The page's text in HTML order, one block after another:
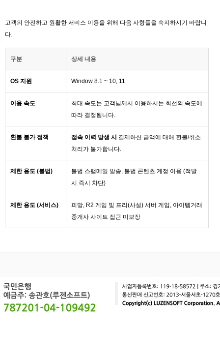
고객의 안전하고 원활한 서비스 이용을 위해 다음 사항들을 숙지하시기 바랍니
다.
구분 상세 내용
OS 지원 Window 8.1 ~ 10, 11
이용 속도
최대 속도는 고객님께서 이용하시는 회선의 속도에
따라 결정됩니다.
환불 불가 정책 접속 이력 발생 시 결제하신 금액에 대해 환불/취소
처리가 불가합니다.
제한 용도 (불법)
불법 스팸메일 발송, 불법 콘텐츠 계정 이용 (적발
시 즉시 차단)
제한 용도 (서비스)
피망, R2 게임 및 프리(사설) 서버 게임, 아이템거래
중개사 사이트 접근 미보장